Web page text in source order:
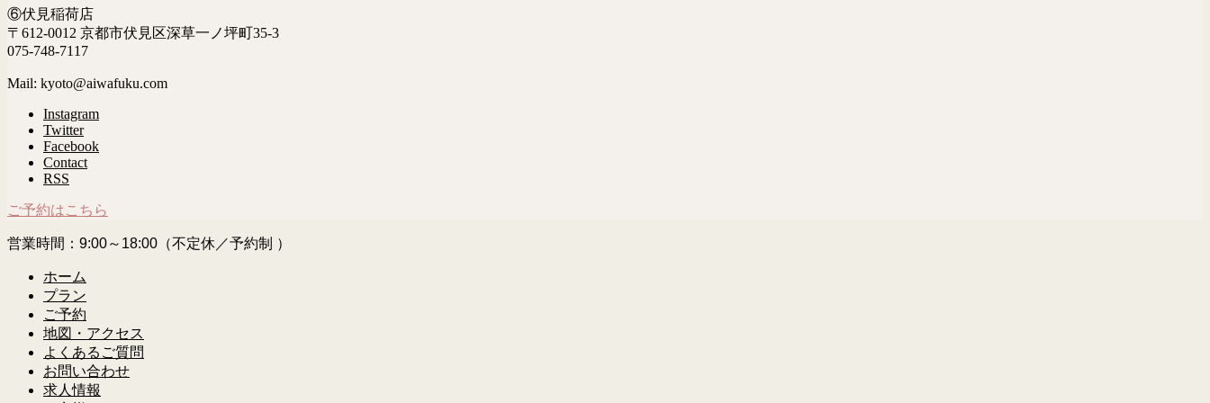
⑥伏見稲荷店
〒612-0012 京都市伏見区深草一ノ坪町35-3
075-748-7117
Mail: kyoto@aiwafuku.com
Instagram
Twitter
Facebook
Contact
RSS
ご予約はこちら
営業時間：9:00～18:00（不定休／予約制 ）
ホーム
プラン
ご予約
地図・アクセス
よくあるご質問
お問い合わせ
求人情報